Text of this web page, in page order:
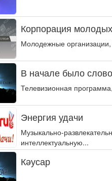
Корпорация
Молодежные
В начале было
Телевизионная
Энергия удачи
Музыкально-
интеллектуальную...
Кәусар